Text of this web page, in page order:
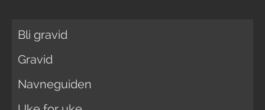
Bli gravid
Gravid
Navneguiden